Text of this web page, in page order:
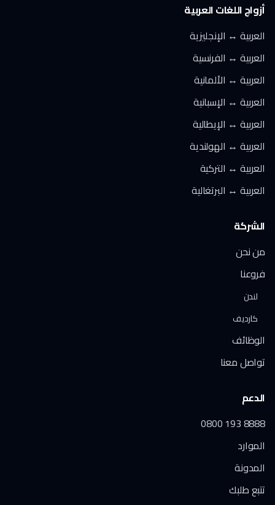
أزواج اللغات العربية
العربية ↔ الإنجليزية
العربية ↔ الفرنسية
العربية ↔ الألمانية
العربية ↔ الإسبانية
العربية ↔ الإيطالية
العربية ↔ الهولندية
العربية ↔ التركية
العربية ↔ البرتغالية
الشركة
من نحن
فروعنا
لندن
كارديف
الوظائف
تواصل معنا
الدعم
0800 193 8888
الموارد
المدونة
تتبع طلبك